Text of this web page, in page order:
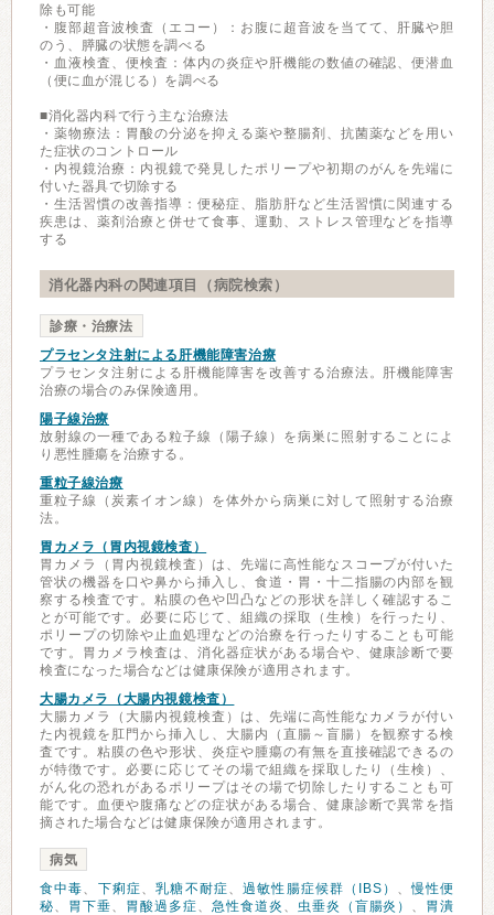
除も可能
・腹部超音波検査（エコー）：お腹に超音波を当てて、肝臓や胆
のう、膵臓の状態を調べる
・血液検査、便検査：体内の炎症や肝機能の数値の確認、便潜血
（便に血が混じる）を調べる
■消化器内科で行う主な治療法
・薬物療法：胃酸の分泌を抑える薬や整腸剤、抗菌薬などを用い
た症状のコントロール
・内視鏡治療：内視鏡で発見したポリープや初期のがんを先端に
付いた器具で切除する
・生活習慣の改善指導：便秘症、脂肪肝など生活習慣に関連する
疾患は、薬剤治療と併せて食事、運動、ストレス管理などを指導
する
消化器内科の関連項目（病院検索）
診療・治療法
プラセンタ注射による肝機能障害治療
プラセンタ注射による肝機能障害を改善する治療法。肝機能障害
治療の場合のみ保険適用。
陽子線治療
放射線の一種である粒子線（陽子線）を病巣に照射することによ
り悪性腫瘍を治療する。
重粒子線治療
重粒子線（炭素イオン線）を体外から病巣に対して照射する治療
法。
胃カメラ（胃内視鏡検査）
胃カメラ（胃内視鏡検査）は、先端に高性能なスコープが付いた
管状の機器を口や鼻から挿入し、食道・胃・十二指腸の内部を観
察する検査です。粘膜の色や凹凸などの形状を詳しく確認するこ
とが可能です。必要に応じて、組織の採取（生検）を行ったり、
ポリープの切除や止血処理などの治療を行ったりすることも可能
です。胃カメラ検査は、消化器症状がある場合や、健康診断で要
検査になった場合などは健康保険が適用されます。
大腸カメラ（大腸内視鏡検査）
大腸カメラ（大腸内視鏡検査）は、先端に高性能なカメラが付い
た内視鏡を肛門から挿入し、大腸内（直腸～盲腸）を観察する検
査です。粘膜の色や形状、炎症や腫瘍の有無を直接確認できるの
が特徴です。必要に応じてその場で組織を採取したり（生検）、
がん化の恐れがあるポリープはその場で切除したりすることも可
能です。血便や腹痛などの症状がある場合、健康診断で異常を指
摘された場合などは健康保険が適用されます。
病気
食中毒、 下痢症、乳糖不耐症、過敏性腸症候群（IBS） 、慢性便
秘、 胃下垂、 胃酸過多症、 急性食道炎 、 虫垂炎（盲腸炎） 、 胃潰